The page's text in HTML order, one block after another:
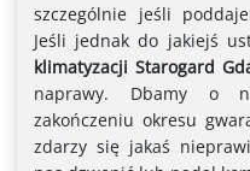
szczególnie jeśli
Jeśli jednak do jakiejś
klimatyzacji Starogard
naprawy. Dbamy o
zakończeniu okresu
zdarzy się jakaś